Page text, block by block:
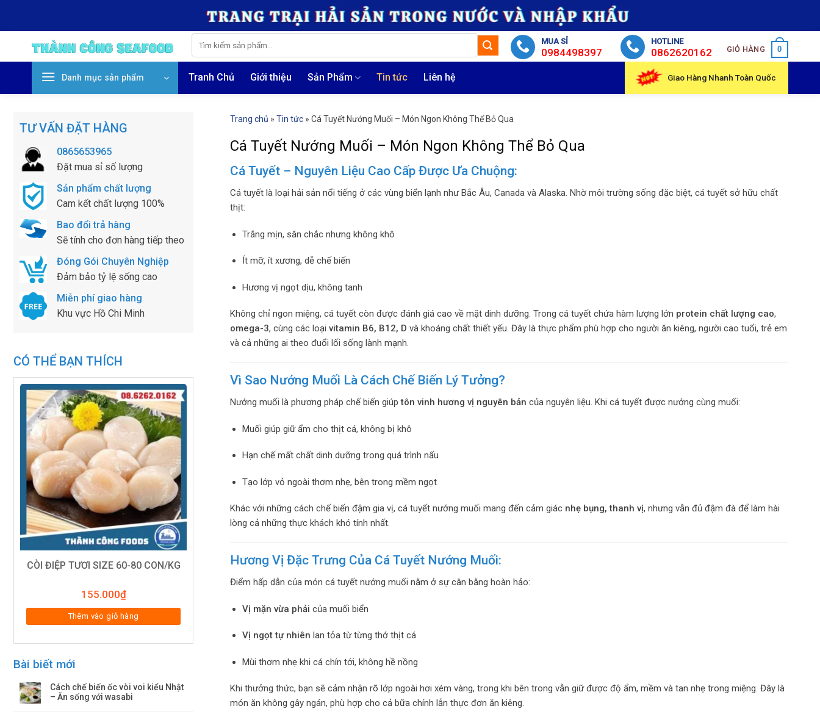
kiếm:
MUA SỈ
0984498397
HOTLINE
0862620162 GIỎ HÀNG 0
Danh mục sản phẩm Tranh Chủ Giới thiệu Sản Phẩm Tin tức Liên hệ Giao Hàng Nhanh Toàn Quốc
TƯ VẤN ĐẶT HÀNG
0865653965
Đặt mua sỉ số lượng
Sản phẩm chất lượng
Cam kết chất lượng 100%
Bao đổi trả hàng
Sẽ tính cho đơn hàng tiếp theo
Đóng Gói Chuyên Nghiệp
Đảm bảo tỷ lệ sống cao
Miễn phí giao hàng
Khu vực Hồ Chi Minh
CÓ THỂ BẠN THÍCH
CÒI ĐIỆP TƯƠI SIZE 60-80 CON/KG
155.000₫
Thêm vào giỏ hàng
Bài biết mới
Cách chế biến ốc vòi voi kiểu Nhật
– Ăn sống với wasabi
Trang chủ » Tin tức » Cá Tuyết Nướng Muối – Món Ngon Không Thể Bỏ Qua
Cá Tuyết Nướng Muối – Món Ngon Không Thể Bỏ Qua
Cá Tuyết – Nguyên Liệu Cao Cấp Được Ưa Chuộng:
Cá tuyết là loại hải sản nổi tiếng ở các vùng biển lạnh như Bắc Âu, Canada và Alaska. Nhờ môi trường sống đặc biệt, cá tuyết sở hữu chất
thịt:
Trắng mịn, săn chắc nhưng không khô
Ít mỡ, ít xương, dễ chế biến
Hương vị ngọt dịu, không tanh
Không chỉ ngon miệng, cá tuyết còn được đánh giá cao về mặt dinh dưỡng. Trong cá tuyết chứa hàm lượng lớn protein chất lượng cao,
omega-3, cùng các loại vitamin B6, B12, D và khoáng chất thiết yếu. Đây là thực phẩm phù hợp cho người ăn kiêng, người cao tuổi, trẻ em
và cả những ai theo đuổi lối sống lành mạnh.
Vì Sao Nướng Muối Là Cách Chế Biến Lý Tưởng?
Nướng muối là phương pháp chế biến giúptôn vinh hương vị nguyên bản của nguyên liệu. Khi cá tuyết được nướng cùng muối:
Muối giúp giữ ẩm cho thịt cá, không bị khô
Hạn chế mất chất dinh dưỡng trong quá trình nấu
Tạo lớp vỏ ngoài thơm nhẹ, bên trong mềm ngọt
Khác với những cách chế biến đậm gia vị, cá tuyết nướng muối mang đến cảm giác nhẹ bụng, thanh vị, nhưng vẫn đủ đậm đà để làm hài
lòng cả những thực khách khó tính nhất.
Hương Vị Đặc Trưng Của Cá Tuyết Nướng Muối:
Điểm hấp dẫn của món cá tuyết nướng muối nằm ở sự cân bằng hoàn hảo:
Vị mặn vừa phải của muối biển
Vị ngọt tự nhiên lan tỏa từ từng thớ thịt cá
Mùi thơm nhẹ khi cá chín tới, không hề nồng
Khi thưởng thức, bạn sẽ cảm nhận rõ lớp ngoài hơi xém vàng, trong khi bên trong vẫn giữ được độ ẩm, mềm và tan nhẹ trong miệng. Đây là
món ăn không gây ngán, phù hợp cho cả bữa chính lẫn thực đơn ăn kiêng.